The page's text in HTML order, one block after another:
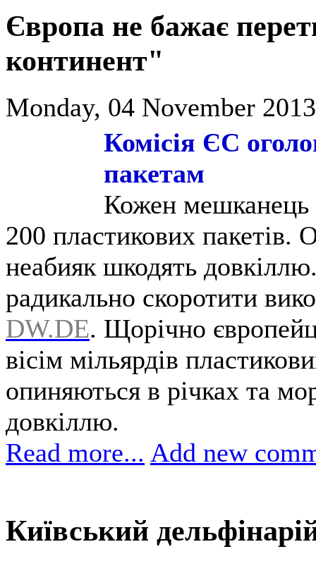
Європа не бажає
континент"
Monday, 04 November
Комісія ЄС
пакетам
Кожен мешканець
200 пластикових пакетів.
неабияк шкодять
радикально скоротити
DW.DE. Щорічно
вісім мільярдів
опиняються в річках та
довкіллю.
Read more... Add new
Київський